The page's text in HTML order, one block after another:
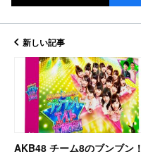
新しい記事
AKB48 チーム8のブンブン！